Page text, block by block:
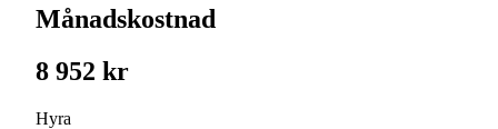
Månadskostnad
8 952 kr
Hyra